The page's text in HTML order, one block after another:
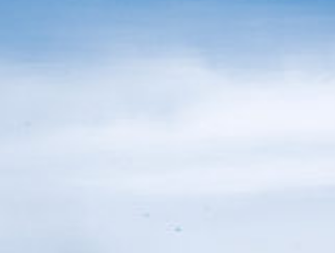
uz ftq mxbtmnqf. DAF JUUU ue mz qjmybxq ar
te ty esp lwaslmpe. CZE ITTT td ly pilxawp
sd sx dro kvzrklod. BYD HSSS sc kx ohkwzvo
rc rw cqn juyqjknc. AXC GRRR rb jw ngjvyun
inbmz qb qv bpm itxpijmb. ZWB FQQQ qa iv
pa pu aol hswohila. YVA EPPP pz hu
oz ot znk grvnghkz. XUZ DOOO oy gt
fkyjw ny ns ymj fqumfgjy. WTY CNNN nx fs